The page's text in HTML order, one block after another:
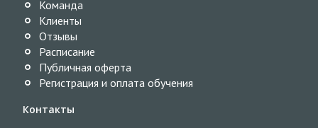
Команда
Клиенты
Отзывы
Расписание
Публичная оферта
Регистрация и оплата обучения
Контакты